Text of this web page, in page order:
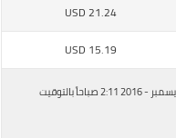
21.24
USD
15.19
USD
اسعار جرام الذهب اليوم بالدينار الكويتى، أخر تحديث فى الاثنين, 26 ديسمبر - 2016 2:11 صباحاً بالتوقيت